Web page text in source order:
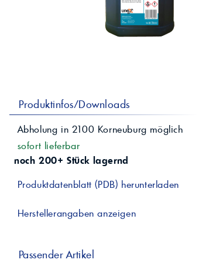
Produktinfos/Downloads
Abholung in 2100 Korneuburg möglich
sofort lieferbar
noch 200+ Stück lagernd
Produktdatenblatt (PDB) herunterladen
Herstellerangaben anzeigen
Passender Artikel